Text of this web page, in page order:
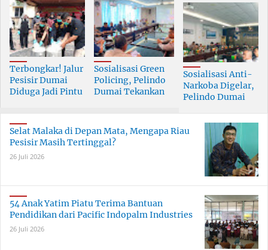
Terbongkar! Jalur
Pesisir Dumai
Diduga Jadi Pintu
Skala Besar
Sosialisasi Green
Policing, Pelindo
Dumai Tekankan
Bersama
Sosialisasi Anti-
Narkoba Digelar,
Pelindo Dumai
Selat Malaka di Depan Mata, Mengapa Riau
Pesisir Masih Tertinggal?
26 Juli 2026
54 Anak Yatim Piatu Terima Bantuan
Pendidikan dari Pacific Indopalm Industries
26 Juli 2026